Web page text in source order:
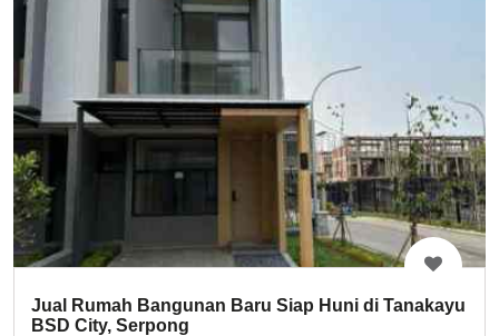
Jual Rumah Bangunan Baru Siap Huni di Tanakayu
BSD City, Serpong